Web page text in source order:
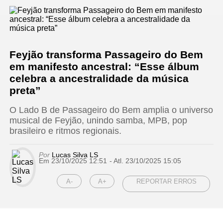
Feyjão transforma Passageiro do Bem
em manifesto ancestral: “Esse álbum
celebra a ancestralidade da música
preta”
O Lado B de Passageiro do Bem amplia o universo
musical de Feyjão, unindo samba, MPB, pop
brasileiro e ritmos regionais.
Por Lucas Silva LS
Em 23/10/2025 12:51 - Atl. 23/10/2025 15:05
A- A+ REPORTAR ERROS